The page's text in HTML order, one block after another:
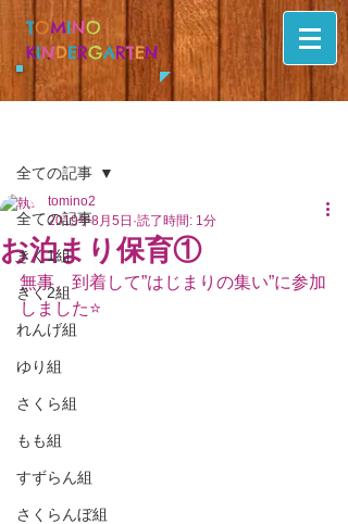
TOMINO
KINDERGARTEN
全ての記事
きく1組
きく2組
れんげ組
ゆり組
さくら組
もも組
すずらん組
さくらんぼ組
全ての記事
お泊まり保育①
tomino2
2019年8月5日 読了時間: 1分
無事、到着して”はじまりの集い”に参加
しました⭐️